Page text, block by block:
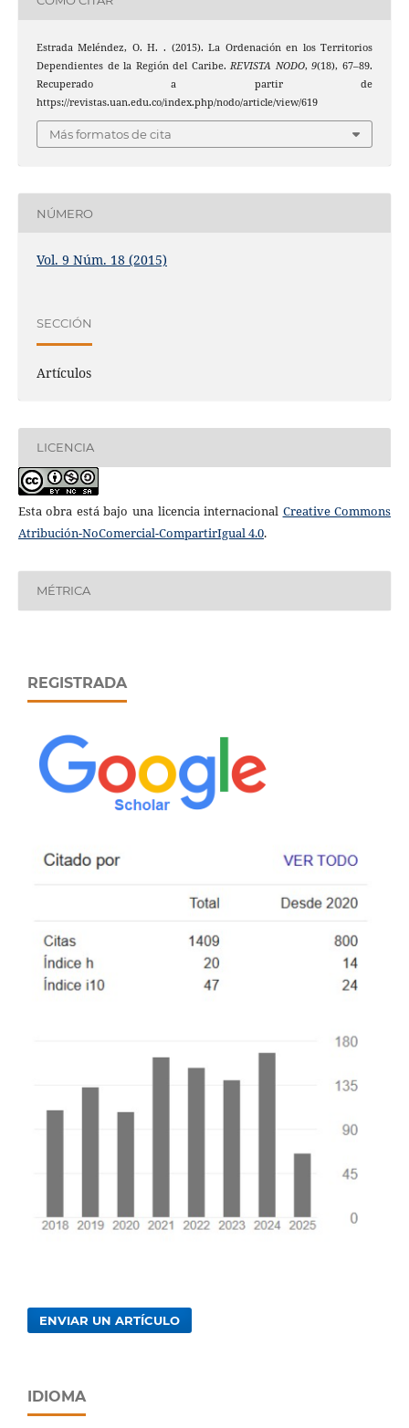
Estrada Meléndez, O. H. . (2015). La Ordenación en los Territorios
Dependientes de la Región del Caribe.REVISTA NODO,9(18), 67–89.
Recuperado a partir de
https://revistas.uan.edu.co/index.php/nodo/article/view/619
Más formatos de cita
NÚMERO
Vol. 9 Núm. 18 (2015)
SECCIÓN
Artículos
LICENCIA
Esta obra está bajo una licencia internacional Creative Commons
Atribución-NoComercial-CompartirIgual 4.0.
MÉTRICA
REGISTRADA
ENVIAR UN ARTÍCULO
IDIOMA